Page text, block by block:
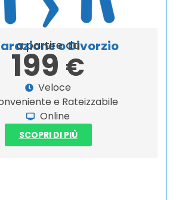
o Divorzio
a partire da
199 €
Veloce
e Rateizzabile
Online
SCOPRI DI PIÙ